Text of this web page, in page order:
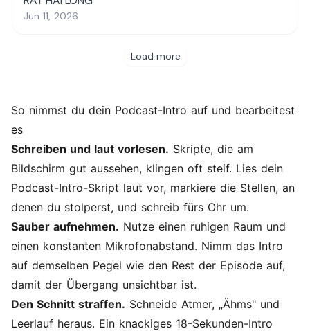
So nimmst du dein Podcast-Intro auf und bearbeitest
es
Schreiben und laut vorlesen. Skripte, die am
Bildschirm gut aussehen, klingen oft steif. Lies dein
Podcast-Intro-Skript laut vor, markiere die Stellen, an
denen du stolperst, und schreib fürs Ohr um.
Sauber aufnehmen. Nutze einen ruhigen Raum und
einen konstanten Mikrofonabstand. Nimm das Intro
auf demselben Pegel wie den Rest der Episode auf,
damit der Übergang unsichtbar ist.
Den Schnitt straffen. Schneide Atmer, „Ähms" und
Leerlauf heraus. Ein knackiges 18-Sekunden-Intro